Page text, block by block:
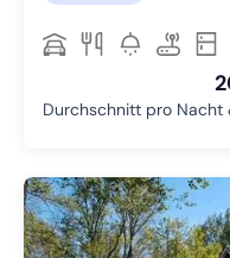
Durchschnitt pro Nacht